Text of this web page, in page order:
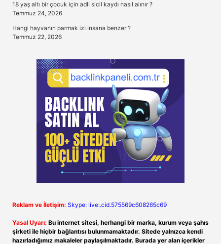
18 yaş altı bir çocuk için adli sicil kaydı nasıl alınır ?
Temmuz 24, 2026
Hangi hayvanın parmak izi insana benzer ?
Temmuz 22, 2026
Reklam ve İletişim: Skype: live:.cid.575569c608265c69
Yasal Uyarı: Bu internet sitesi, herhangi bir marka, kurum veya şahıs
şirketi ile hiçbir bağlantısı bulunmamaktadır. Sitede yalnızca kendi
hazırladığımız makaleler paylaşılmaktadır. Burada yer alan içerikler